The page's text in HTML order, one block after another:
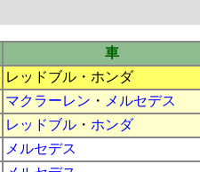
車
レッドブル ・ ホンダ
マクラーレン ・ メルセデス
レッドブル ・ ホンダ
メルセデス